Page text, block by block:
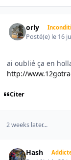
orly
Posté(e) le 16
ai oublié ça en
http://
Citer
2 weeks later...
Hash